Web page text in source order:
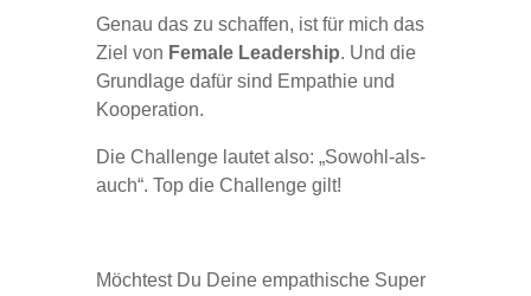
Genau das zu schaffen, ist für mich das
Ziel von Female Leadership. Und die
Grundlage dafür sind Empathie und
Kooperation.
Die Challenge lautet also: „Sowohl-als-
auch“. Top die Challenge gilt!
Möchtest Du Deine empathische Super